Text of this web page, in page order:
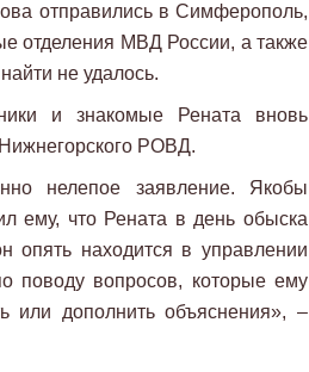
отправились в Симферополь,
отделения МВД России, а также
не удалось.
и знакомые Рената вновь
Нижнегорского РОВД.
нелепое заявление. Якобы
ему, что Рената в день обыска
опять находится в управлении
поводу вопросов, которые ему
или дополнить объяснения», –